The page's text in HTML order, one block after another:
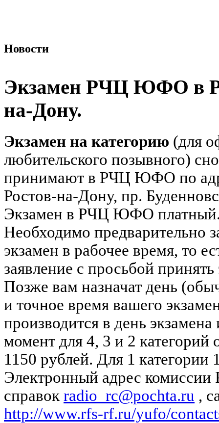
Новости
Экзамен РЧЦ ЮФО в
на-Дону.
Экзамен на категорию (для
любительского позывного)
принимают в РЧЦ ЮФО по
Ростов-на-Дону, пр.
Экзамен в РЧЦ ЮФО
Необходимо предварительно
экзамен в рабочее время, то
заявление с просьбой принять
Позже вам назначат день
и точное время вашего
производится в день
момент для 4, 3 и 2 категорий
1150 рублей. Для 1 категории
Электронный адрес комиссии
справок radio_rc@pochta.ru ,
http://www.rfs-rf.ru/yufo/